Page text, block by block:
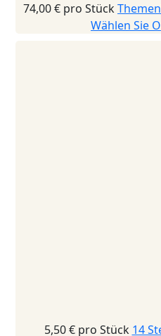
74,00 € pro Stück
Wählen Sie
5,50 € pro Stück 14